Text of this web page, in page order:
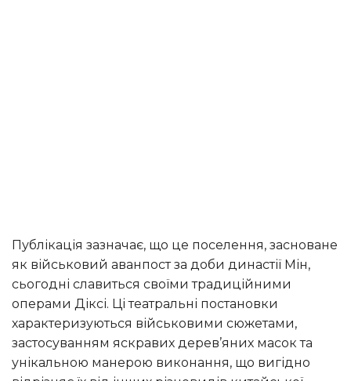
Публікація зазначає, що це поселення, засноване
як військовий аванпост за доби династії Мін,
сьогодні славиться своїми традиційними
операми Діксі. Ці театральні постановки
характеризуються військовими сюжетами,
застосуванням яскравих дерев’яних масок та
унікальною манерою виконання, що вигідно